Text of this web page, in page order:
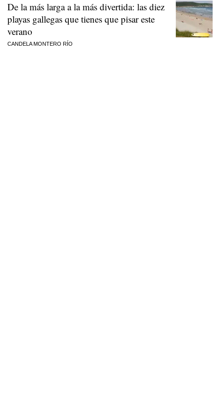
De la más larga a la más divertida: las diez
playas gallegas que tienes que pisar este
verano
CANDELA MONTERO RÍO